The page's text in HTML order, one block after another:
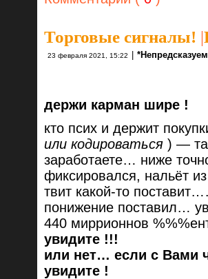
Торговые сигналы! |
23 февраля 2021, 15:22
держи карман шире !
кто псих и держит
или кодироваться ) —
заработаете… ниже
фиксировался, нальёт
твит какой-то
понижение поставил…
440 миррионнов
увидите !!!
или нет… если с Вами
увидите !